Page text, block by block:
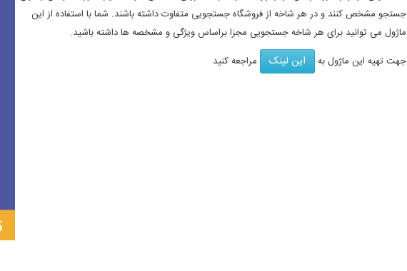
جستجو مشخص کنند و در هر شاخه از فروشگاه جستجویی متفاوت داشته باشند. شما با استفاده از این
ماژول می توانید برای هر شاخه جستجویی مجزا براساس ویژگی و مشخصه ها داشته باشید.
جهت تهیه این ماژول به
این لینک مراجعه کنید